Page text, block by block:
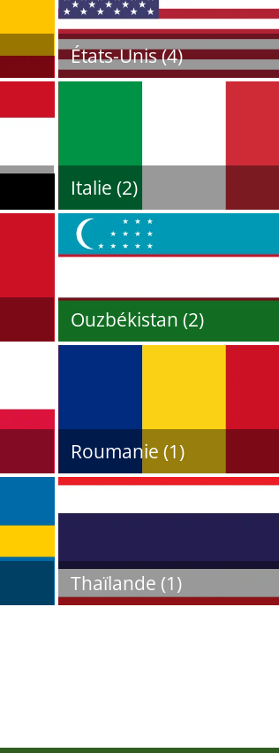
États-Unis (4)
Italie (2)
Ouzbékistan (2)
Roumanie (1)
Thaïlande (1)